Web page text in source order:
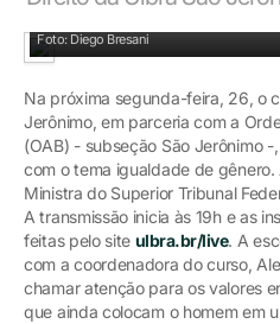
Foto: Diego Bresani
Na próxima segunda-feira, 26, o
Jerônimo, em parceria com a
(OAB) - subseção São Jerônimo
com o tema igualdade de
Ministra do Superior Tribunal
A transmissão inicia às 19h e as
feitas pelo site ulbra.br/live. A
com a coordenadora do curso,
chamar atenção para os valores
que ainda colocam o homem em